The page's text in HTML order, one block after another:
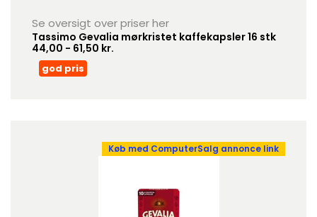
Se oversigt over priser her
Tassimo Gevalia mørkristet kaffekapsler 16 stk
44,00 - 61,50 kr.
god pris
Køb med ComputerSalg annonce link